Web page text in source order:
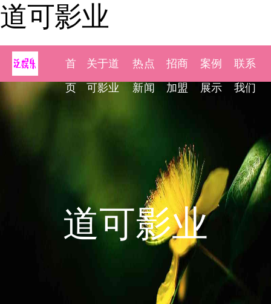
道可影业
首
页
关于道
可影业
热点
新闻
招商
加盟
案例
展示
联系
我们
道可影业